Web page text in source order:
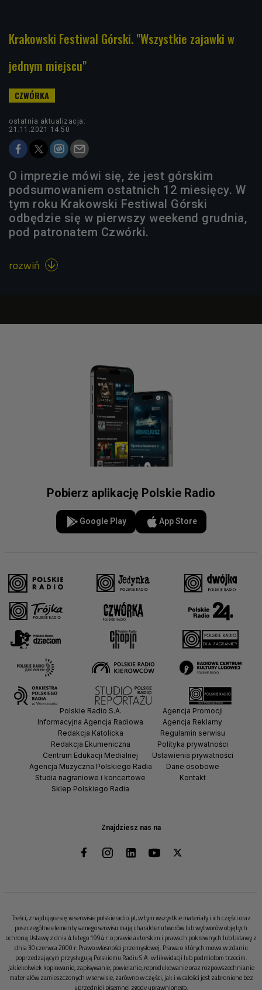
Krakowski Festiwal Górski. "Wszystkie zajawki w
jednym miejscu"
ostatnia aktualizacja:
21.11.2021 14:50
O imprezie mówi się, że jest górskim
podsumowaniem ostatnich 12 miesięcy. W
tym roku Krakowski Festiwal Górski
odbędzie się w pierwszy weekend grudnia,
pod patronatem Czwórki.
rozwiń 
Pobierz aplikację Polskie Radio
Google Play App Store
Znajdziesz nas na
Polskie Radio S.A.
Informacyjna Agencja Radiowa
Redakcja Katolicka
Redakcja Ekumeniczna
Centrum Edukacji Medialnej
Agencja Muzyczna Polskiego Radia
Studia nagraniowe i koncertowe
Sklep Polskiego Radia
Agencja Promocji
Agencja Reklamy
Regulamin serwisu
Polityka prywatności
Ustawienia prywatności
Dane osobowe
Kontakt
Treści, znajdujące się w serwisie polskieradio.pl, w tym wszystkie materiały i ich części oraz
poszczególne elementy samego serwisu mają charakter utworów lub wytworów objętych
ochroną Ustawy z dnia 4 lutego 1994 r. o prawie autorskim i prawach pokrewnych lub Ustawy z
dnia 30 czerwca 2000 r. Prawo własności przemysłowej. Prawa o których mowa w zdaniu
poprzedzającym przysługują Polskiemu Radiu S.A. w likwidacji lub podmiotom trzecim.
Jakiekolwiek kopiowanie, zapisywanie, powielanie, reprodukowanie oraz rozpowszechnianie
materiałów zamieszczonych w serwisie, zarówno w części, jak i w całości jest zabronione bez
uprzedniej pisemnej zgody uprawnionego.